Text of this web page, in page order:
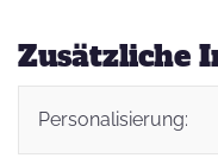
Zusätzliche
Personalisierung: